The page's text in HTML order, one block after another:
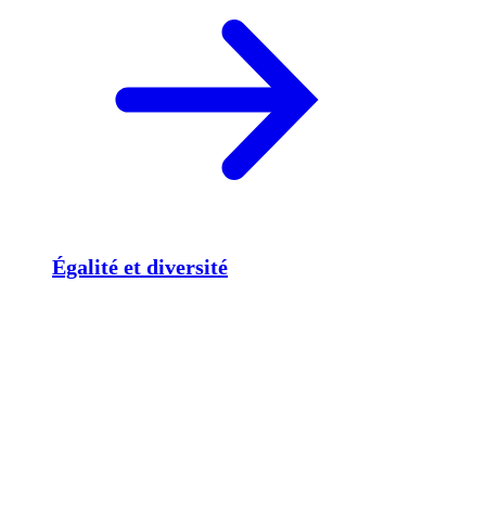
Égalité et diversité